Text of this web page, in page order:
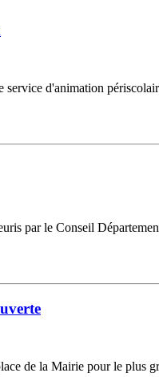
d'animation
par le Conseil
de la Mairie pour le